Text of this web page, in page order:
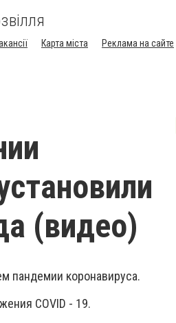
Карта міста
Реклама на сайте
(видео)
пандемии коронавируса.
COVID - 19.